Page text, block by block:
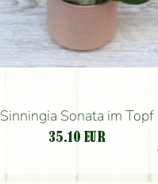
Sinningia Sonata im Topf
35.10 EUR